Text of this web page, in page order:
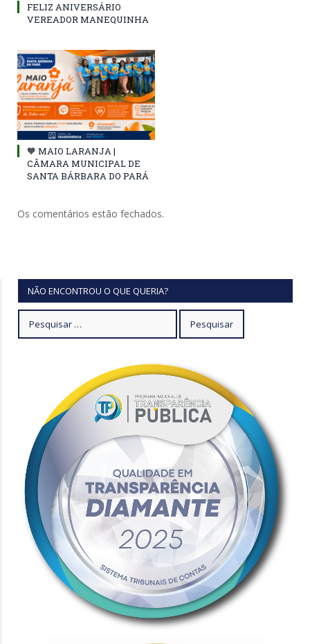
FELIZ ANIVERSÁRIO
VEREADOR MANEQUINHA
🧡 MAIO LARANJA |
CÂMARA MUNICIPAL DE
SANTA BÁRBARA DO PARÁ
Os comentários estão fechados.
NÃO ENCONTROU O QUE QUERIA?